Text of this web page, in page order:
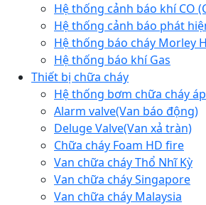
Hệ thống cảnh báo khí CO
Hệ thống cảnh báo phát
Hệ thống báo cháy Morley
Hệ thống báo khí Gas
Thiết bị chữa cháy
Hệ thống bơm chữa cháy
Alarm valve(Van báo động)
Deluge Valve(Van xả tràn)
Chữa cháy Foam HD fire
Van chữa cháy Thổ Nhĩ Kỳ
Van chữa cháy Singapore
Van chữa cháy Malaysia